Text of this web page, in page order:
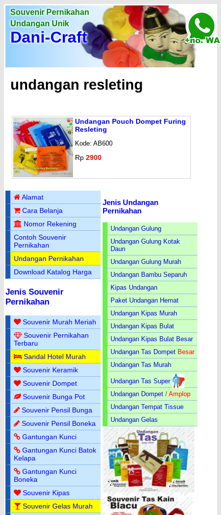
Souvenir Pernikahan
Undangan Unik
Dani-Craft
undangan resleting
Undangan Pouch Dompet Furing
Resleting
Kode: AB600
Rp 2900
Alamat
Cara Belanja
Nomor Rekening
Contoh Souvenir
Pernikahan
Undangan Pernikahan
Download Katalog Harga
Jenis Souvenir
Pernikahan
Souvenir Murah Meriah
Souvenir Pernikahan
Terbaru
Sandal Hotel Murah
Souvenir Keramik
Souvenir Dompet
Souvenir Bunga Pot
Souvenir Pensil Bunga
Souvenir Pensil Boneka
Gantungan Kunci
Gantungan Kunci Batok
Kelapa
Gantungan Kunci
Boneka
Souvenir Kipas
Souvenir Gelas Murah
Jenis Undangan
Pernikahan
Undangan Gulung
Undangan Gulung Kotak
Daun
Undangan Gulung Murah
Undangan Bambu Separuh
Kipas Undangan
Paket Undangan Hemat
Undangan Kipas Murah
Undangan Kipas Bulat
Undangan Kipas Bulat Besar
Undangan Tas Dompet Besar
Undangan Tas Murah
Undangan Tas Super
Undangan Dompet / Amplop
Undangan Tempat Tissue
Undangan Gelas